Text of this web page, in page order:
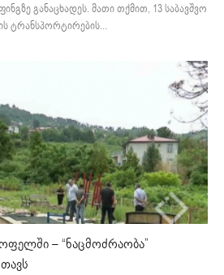
განაცხადეს. მათი თქმით, 13 საბავშვო
ტრანსპორტირების...
– “ნაცმოძრაობა”